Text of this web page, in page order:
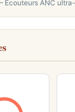
Écouteurs ANC